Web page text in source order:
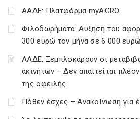
ΑΑΔΕ: Πλατφόρμα myAGRO
Φιλοδωρήματα: Αύξηση του
300 ευρώ τον μήνα σε 6.000
ΑΑΔΕ: Ξεμπλοκάρουν οι
ακινήτων – Δεν απαιτείται
της οφειλής
Πόθεν έσχες – Ανακοίνωση για